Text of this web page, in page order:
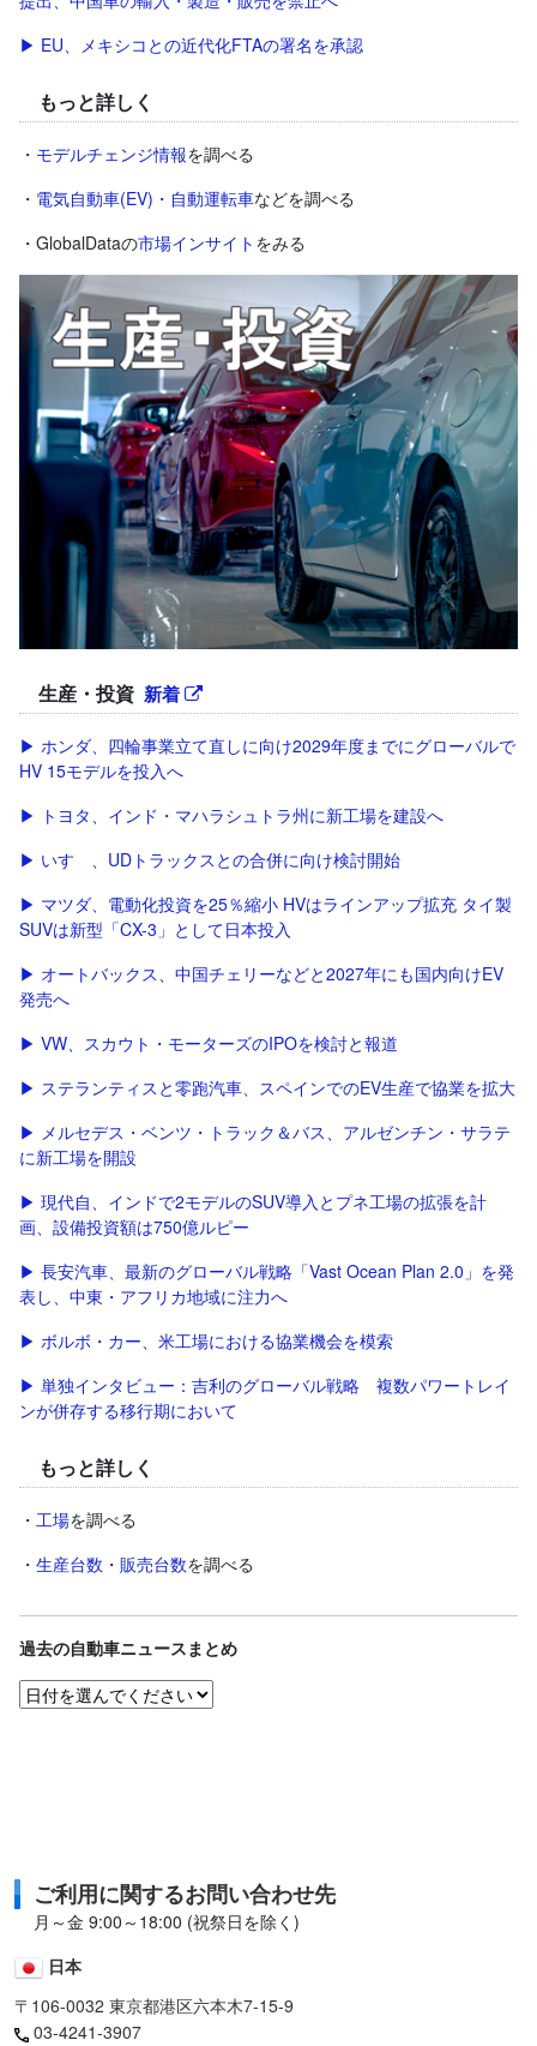
▶ EU、メキシコとの近代化FTAの署名を承認
もっと詳しく
・ モデルチェンジ情報を調べる
・ 電気自動車(EV)・自動運転車などを調べる
・GlobalDataの市場インサイト をみる
生産・投資 新着
▶ ホンダ、四輪事業立て直しに向け2029年度までにグローバルで
HV 15モデルを投入へ
▶ トヨタ、インド・マハラシュトラ州に新工場を建設へ
▶ いすゞ、UDトラックスとの合併に向け検討開始
▶ マツダ、電動化投資を25％縮小 HVはラインアップ拡充 タイ製
SUVは新型「CX-3」として日本投入
▶ オートバックス、中国チェリーなどと2027年にも国内向けEV
発売へ
▶ VW、スカウト・モーターズのIPOを検討と報道
▶ ステランティスと零跑汽車、スペインでのEV生産で協業を拡大
▶ メルセデス・ベンツ・トラック＆バス、アルゼンチン・サラテ
に新工場を開設
▶ 現代自、インドで2モデルのSUV導入とプネ工場の拡張を計
画、設備投資額は750億ルピー
▶ 長安汽車、最新のグローバル戦略「Vast Ocean Plan 2.0」を発
表し、中東・アフリカ地域に注力へ
▶ ボルボ・カー、米工場における協業機会を模索
▶ 単独インタビュー：吉利のグローバル戦略 複数パワートレイ
ンが併存する移行期において
もっと詳しく
・ 工場を調べる
・ 生産台数 ・ 販売台数を調べる
過去の自動車ニュースまとめ
ご利用に関するお問い合わせ先
月～金 9:00～18:00 (祝祭日を除く)
日本
〒106-0032 東京都港区六本木7-15-9
03-4241-3907